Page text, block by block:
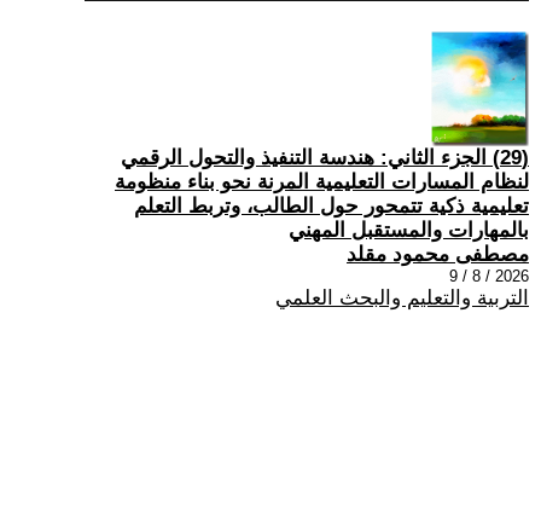
(29) الجزء الثاني: هندسة التنفيذ والتحول الرقمي
لنظام المسارات التعليمية المرنة نحو بناء منظومة
تعليمية ذكية تتمحور حول الطالب، وتربط التعلم
بالمهارات والمستقبل المهني
مصطفى محمود مقلد
2026 / 8 / 9
التربية والتعليم والبحث العلمي